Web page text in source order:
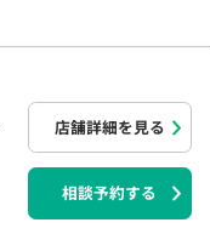
店舗詳細を見る
相談予約する